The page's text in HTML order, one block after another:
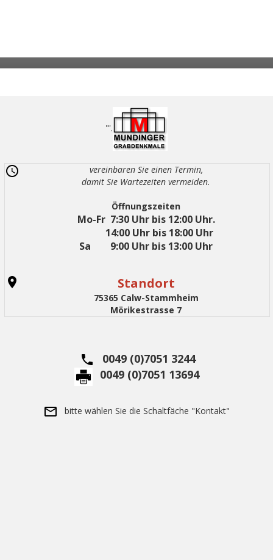
"'.
vereinbaren Sie einen Termin,
damit Sie Wartezeiten vermeiden.
Öffnungszeiten
Mo-Fr 7:30 Uhr bis 12:00 Uhr.
14:00 Uhr bis 18:00 Uhr
Sa 9:00 Uhr bis 13:00 Uhr
Standort
75365 Calw-Stammheim
Mörikestrasse 7
0049 (0)7051 3244
0049 (0)7051 13694
bitte wählen Sie die Schaltfäche "Kontakt"